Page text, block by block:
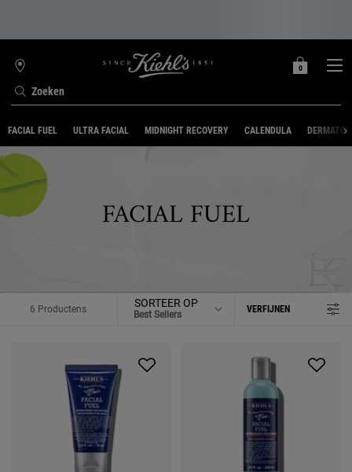
Zoeken
WINKELZOEKER
MIJN
0
0 PRODUCT
FACIAL FUEL ULTRA FACIAL MIDNIGHT RECOVERY CALENDULA
FACIAL FUEL
6 Productens SORTEER OP VERFIJNEN
FILTERMENU